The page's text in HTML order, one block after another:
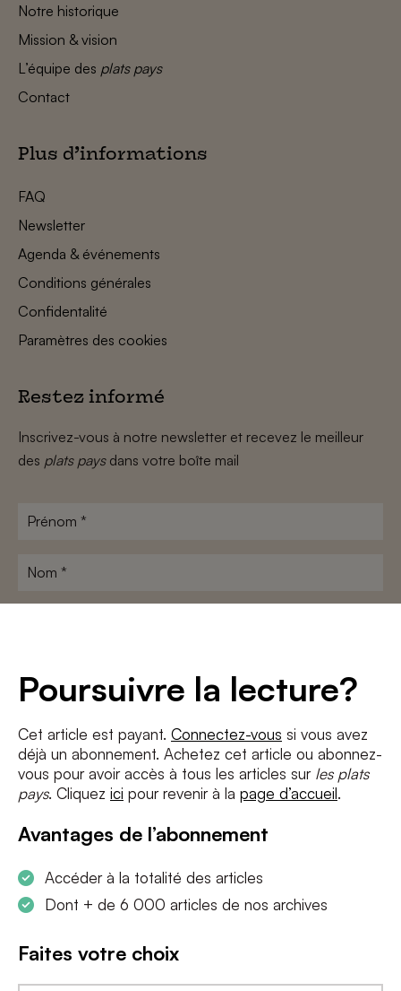
Poursuivre la lecture?
Cet article est payant. Connectez-vous si vous avez
déjà un abonnement. Achetez cet article ou abonnez-
vous pour avoir accès à tous les articles sur les plats
pays. Cliquez ici pour revenir à la page d’accueil.
Avantages de l’abonnement
Accéder à la totalité des articles
Dont + de 6 000 articles de nos archives
Faites votre choix
Notre historique
Mission & vision
L’équipe des plats pays
Contact
Plus d’informations
FAQ
Newsletter
Agenda & événements
Conditions générales
Confidentalité
Paramètres des cookies
Restez informé
Inscrivez-vous à notre newsletter et recevez le meilleur
des plats paysdans votre boîte mail
Prénom
Nom
J'accepte les termes et conditions etla politique de confidentialité
S'INSCRIRE